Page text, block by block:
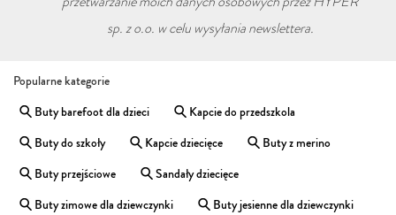
sp. z o.o. w celu wysyłania newslettera.
Popularne kategorie
Buty barefoot dla dzieci
Kapcie do przedszkola
Buty do szkoły
Kapcie dziecięce
Buty z merino
Buty przejściowe
Sandały dziecięce
Buty zimowe dla dziewczynki
Buty jesienne dla dziewczynki